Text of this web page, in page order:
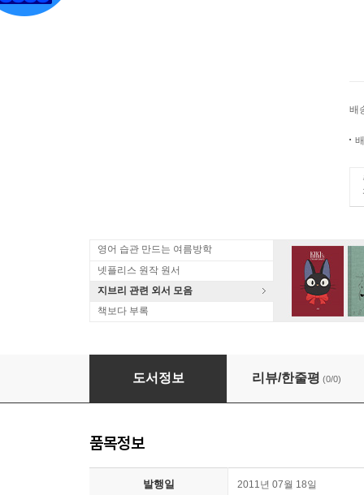
배
영어 습관 만드는 여름방학
넷플리스 원작 원서
지브리 관련 외서 모음
책보다 부록
Empire at the Periphery: British Colonists,
도서정보 리뷰/한줄평 (0/0)
품목정보
발행일 2011년 07월 18일